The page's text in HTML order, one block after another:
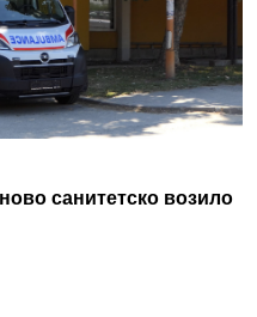
санитетско возило